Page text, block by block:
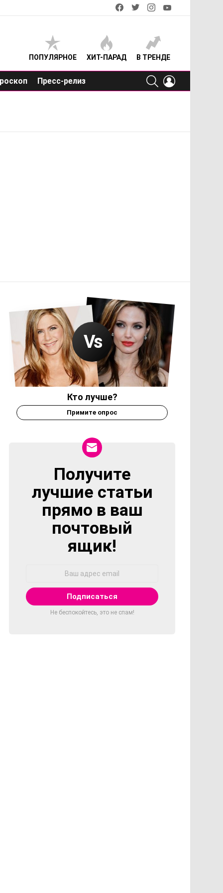
facebooktwitterinstagram
ПОПУЛЯРНОЕ ХИТ-ПАРАД В ТРЕНДЕ
Пресс-релиз
SEARCH
Кто лучше?
Примите опрос
NEWSLETTER
Получите
лучшие статьи
прямо в ваш
почтовый
ящик!
Не беспокойтесь, это не спам!